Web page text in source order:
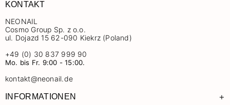
KONTAKT
NEONAIL
Cosmo Group Sp. z o.o.
ul. Dojazd 15 62-090 Kiekrz (Poland)
+49 (0) 30 837 999 90
Mo. bis Fr. 9:00 - 15:00.
kontakt@neonail.de
INFORMATIONEN +